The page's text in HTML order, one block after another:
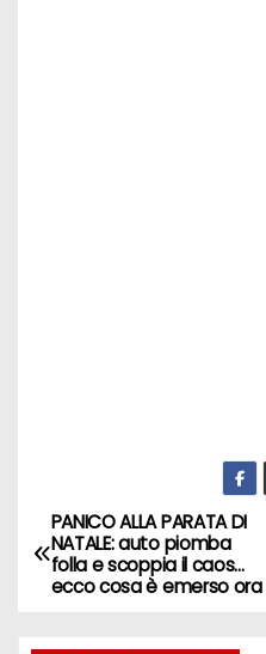
N
a
PANICO ALLA PARATA DI
NATALE: auto piomba
folla e scoppia il caos…
ecco cosa è emerso ora